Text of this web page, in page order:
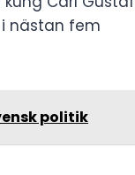
nästan fem
politik